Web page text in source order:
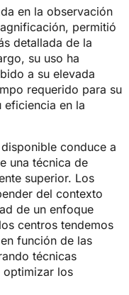
en la observación
permitió
detallada de la
su uso ha
a su elevada
requerido para su
en la
conduce a
una técnica de
superior. Los
del contexto
de un enfoque
centros tendemos
función de las
técnicas
optimizar los